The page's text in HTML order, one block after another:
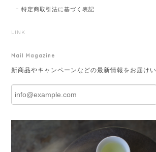
特定商取引法に基づく表記
LINK
Mail Magazine
新商品やキャンペーンなどの最新情報をお届けい